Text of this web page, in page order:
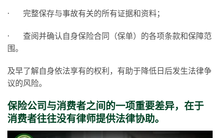
· 完整保存与事故有关的所有证据和资料；
· 查阅并确认自身保险合同（保单）的各项条款和保障范
围。
及早了解自身依法享有的权利，有助于降低日后发生法律争
议的风险。
保险公司与消费者之间的一项重要差异，在于
消费者往往没有律师提供法律协助。